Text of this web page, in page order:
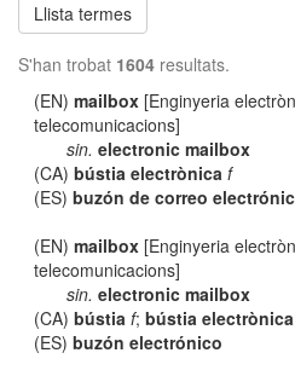
Llista termes
S'han trobat 1604 resultats.
(EN)mailbox [Enginyeria
telecomunicacions]
sin. electronic mailbox
(CA)bústia electrònica f
(ES)buzón de correo
(EN)mailbox [Enginyeria
telecomunicacions]
sin. electronic mailbox
(CA)bústia f;bústia electrònica
(ES)buzón electrónico